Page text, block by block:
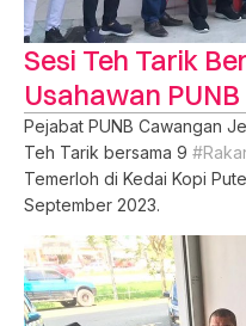
Sesi Teh Tarik
Usahawan
Pejabat PUNB Cawangan
Teh Tarik bersama 9
Temerloh di Kedai Kopi
September 2023.